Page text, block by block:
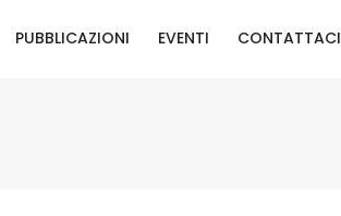
PUBBLICAZIONI EVENTI CONTATTACI